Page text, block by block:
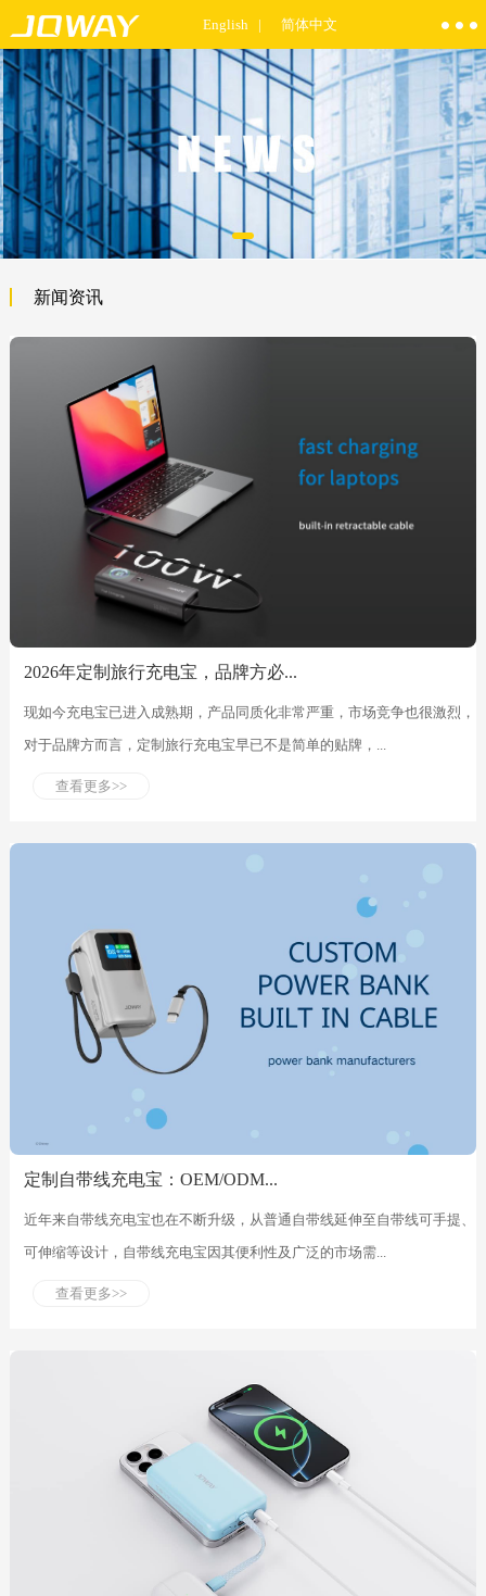
English | 简体中文
新闻资讯
2026年定制旅行充电宝，品牌方必...
现如今充电宝已进入成熟期，产品同质化非常严重，市场竞争也很激烈，
对于品牌方而言，定制旅行充电宝早已不是简单的贴牌，...
查看更多>>
定制自带线充电宝：OEM/ODM...
近年来自带线充电宝也在不断升级，从普通自带线延伸至自带线可手提、
可伸缩等设计，自带线充电宝因其便利性及广泛的市场需...
查看更多>>